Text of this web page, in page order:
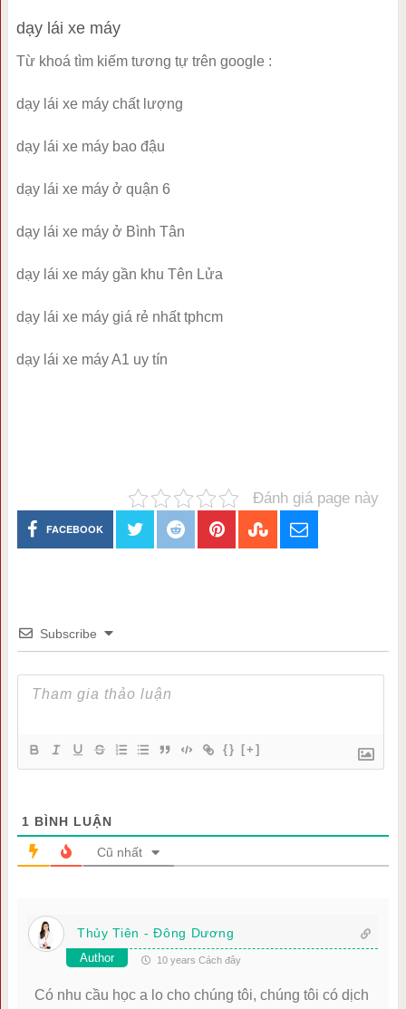
dạy lái xe máy
Từ khoá tìm kiếm tương tự trên google :
dạy lái xe máy chất lượng
dạy lái xe máy bao đậu
dạy lái xe máy ở quận 6
dạy lái xe máy ở Bình Tân
dạy lái xe máy gần khu Tên Lửa
dạy lái xe máy giá rẻ nhất tphcm
dạy lái xe máy A1 uy tín
Đánh giá page này
FACEBOOK
Subscribe
{} [+]
1 BÌNH LUẬN
Cũ nhất
Thủy Tiên - Đông Dương
Author 10 years Cách đây
Có nhu cầu học a lo cho chúng tôi, chúng tôi có dịch